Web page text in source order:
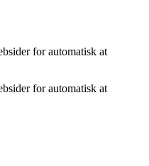
for automatisk at
for automatisk at